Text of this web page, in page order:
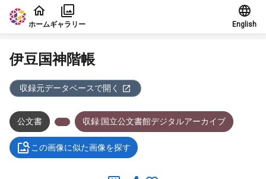
本文に飛ぶ
ホームギャラリー English
伊豆国神階帳
収録元データベースで開く
公文書 収録:国立公文書館デジタルアーカイブ
この画像に似た画像を探す